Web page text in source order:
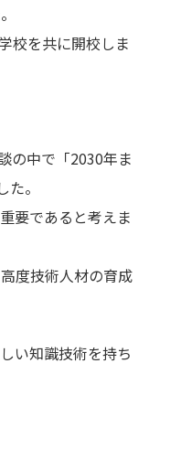
校を共に開校しま
の中で「2030年ま
。
要であると考えま
度技術人材の育成
い知識技術を持ち